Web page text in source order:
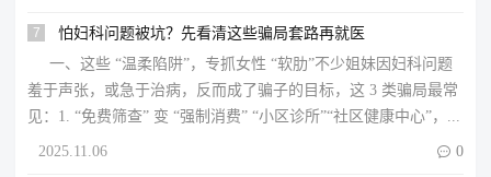
7
怕妇科问题被坑？先看清这些骗局套路再就医
一、这些 “温柔陷阱”，专抓女性 “软肋”​​不少姐妹因妇科问题
羞于声张，或急于治病，反而成了骗子的目标，这 3 类骗局最常
见：​1. “免费筛查” 变 “强制消费”​ “小区诊所”“社区健康中心”，...
2025.11.06  0